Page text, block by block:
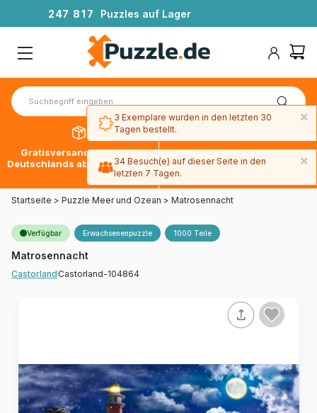
247 81 7 Puzzles auf Lager
Gratisversand innerhalb
Deutschlands ab 49 € mit DPD
30 Tage später bezahlen
mit Paypal
Startseite > Puzzle Meer und Ozean > Matrosennacht
Verfügbar Erwachsenenpuzzle 1000 Teile
Matrosennacht
Castorland Castorland-104864
×
3 Exemplare wurden in den letzten 30
Tagen bestellt.
×
34 Besuch(e) auf dieser Seite in den
letzten 7 Tagen.